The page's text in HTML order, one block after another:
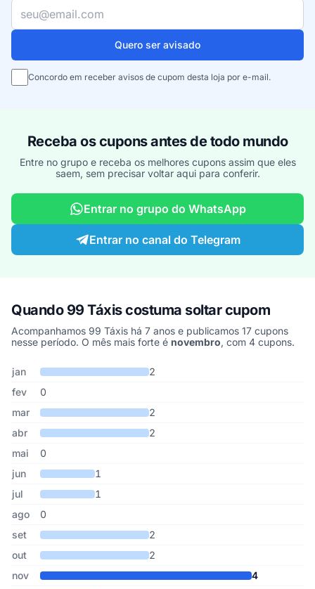
Quero ser avisado
Concordo em receber avisos de cupom desta loja por e-mail.
Receba os cupons antes de todo mundo
Entre no grupo e receba os melhores cupons assim que eles
saem, sem precisar voltar aqui para conferir.
Entrar no grupo do WhatsApp
Entrar no canal do Telegram
Quando 99 Táxis costuma soltar cupom
Acompanhamos 99 Táxis há 7 anos e publicamos 17 cupons
nesse período. O mês mais forte é novembro, com 4 cupons.
Cupons de 99 Táxis publicados por mês, somando os últimos 7
Mês Cupons publicadosDesconto médio
jan
2
fev
0
mar
2
abr
2
mai
0
jun
1
jul
1
ago
0
set
2
out
2
nov
4